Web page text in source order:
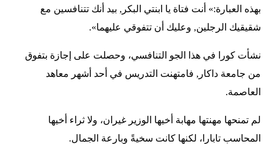
بهذه العبارة:» أنت فتاة يا ابنتي البكر, بيد أنك تتنافسين مع
شقيقيك الرجلين, وعليك أن تتفوقي عليهما».
نشأت كورا في هذا الجو التنافسي، وحصلت على إجازة بتفوق
من جامعة داكار, فامتهنت التدريس في أحد أشهر معاهد
العاصمة.
لم تمنحها مهنتها مهابة أخيها الوزير غيران، ولا ثراء أخيها
المحاسب تابارا، لكنها كانت سخيةً وبارعة الجمال.